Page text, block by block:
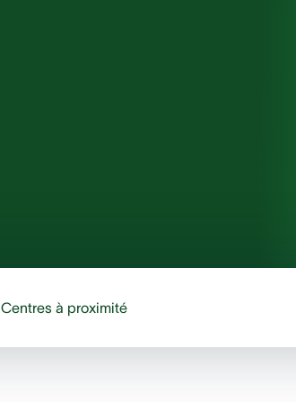
Centres à proximité